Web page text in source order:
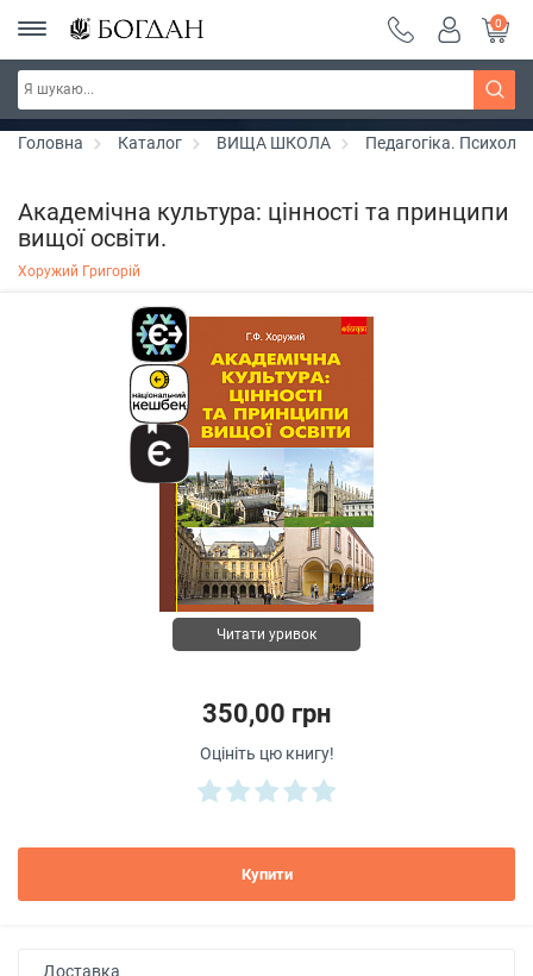
РОЗПРОДАЖ ~ 150 грн ~ 200 грн ~ 250 грн ~
300 грн ~ РОЗПРОДАЖ
Дізнатись більше
0
Головна Каталог ВИЩА ШКОЛА Педагогіка.
Академічна культура: цінності та принципи
вищої освіти.
Хоружий Григорій
Читати уривок
350,00 грн
Оцініть цю книгу!
Купити
Доставка